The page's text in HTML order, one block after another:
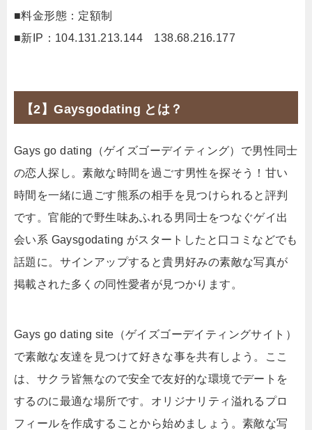
■料金形態：定額制
■新IP：104.131.213.144 138.68.216.177
【2】Gaysgodating とは？
Gays go dating（ゲイズゴーデイティング）で男性同士
の恋人探し。素敵な時間を過ごす男性を探そう！甘い
時間を一緒に過ごす熊系の相手を見つけられると評判
です。官能的で野生味あふれる男同士をつなぐゲイ出
会い系 Gaysgodating がスタートしたと口コミなどでも
話題に。サインアップすると貴男好みの素敵な写真が
掲載された多くの同性愛者が見つかります。
Gays go dating site（ゲイズゴーデイティングサイト）
で素敵な友達を見つけて好きな事を共有しよう。ここ
は、サクラ皆無なので安全で友好的な環境でデートを
するのに最適な場所です。オリジナリティ溢れるプロ
フィールを作成することから始めましょう。素敵な写